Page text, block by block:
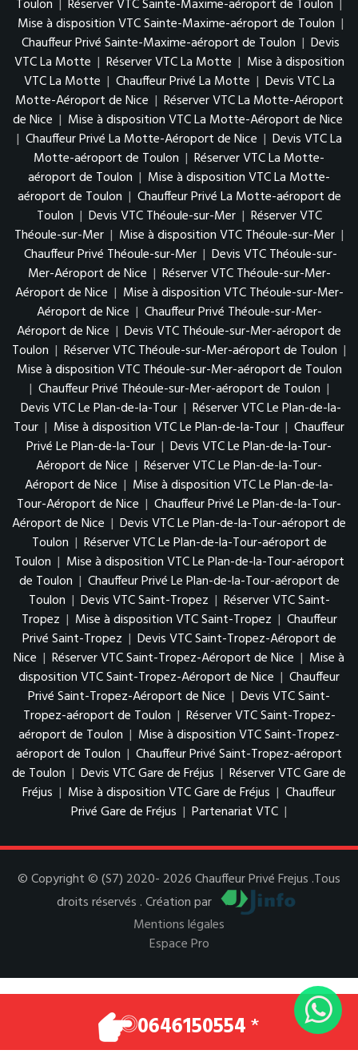
Toulon | Réserver VTC Sainte-Maxime-aéroport de Toulon |
Mise à disposition VTC Sainte-Maxime-aéroport de Toulon |
Chauffeur Privé Sainte-Maxime-aéroport de Toulon | Devis
VTC La Motte | Réserver VTC La Motte | Mise à disposition
VTC La Motte | Chauffeur Privé La Motte | Devis VTC La
Motte-Aéroport de Nice | Réserver VTC La Motte-Aéroport
de Nice | Mise à disposition VTC La Motte-Aéroport de Nice
| Chauffeur Privé La Motte-Aéroport de Nice | Devis VTC La
Motte-aéroport de Toulon | Réserver VTC La Motte-
aéroport de Toulon | Mise à disposition VTC La Motte-
aéroport de Toulon | Chauffeur Privé La Motte-aéroport de
Toulon | Devis VTC Théoule-sur-Mer | Réserver VTC
Théoule-sur-Mer | Mise à disposition VTC Théoule-sur-Mer |
Chauffeur Privé Théoule-sur-Mer | Devis VTC Théoule-sur-
Mer-Aéroport de Nice | Réserver VTC Théoule-sur-Mer-
Aéroport de Nice | Mise à disposition VTC Théoule-sur-Mer-
Aéroport de Nice | Chauffeur Privé Théoule-sur-Mer-
Aéroport de Nice | Devis VTC Théoule-sur-Mer-aéroport de
Toulon | Réserver VTC Théoule-sur-Mer-aéroport de Toulon |
Mise à disposition VTC Théoule-sur-Mer-aéroport de Toulon
| Chauffeur Privé Théoule-sur-Mer-aéroport de Toulon |
Devis VTC Le Plan-de-la-Tour | Réserver VTC Le Plan-de-la-
Tour | Mise à disposition VTC Le Plan-de-la-Tour | Chauffeur
Privé Le Plan-de-la-Tour | Devis VTC Le Plan-de-la-Tour-
Aéroport de Nice | Réserver VTC Le Plan-de-la-Tour-
Aéroport de Nice | Mise à disposition VTC Le Plan-de-la-
Tour-Aéroport de Nice | Chauffeur Privé Le Plan-de-la-Tour-
Aéroport de Nice | Devis VTC Le Plan-de-la-Tour-aéroport de
Toulon | Réserver VTC Le Plan-de-la-Tour-aéroport de
Toulon | Mise à disposition VTC Le Plan-de-la-Tour-aéroport
de Toulon | Chauffeur Privé Le Plan-de-la-Tour-aéroport de
Toulon | Devis VTC Saint-Tropez | Réserver VTC Saint-
Tropez | Mise à disposition VTC Saint-Tropez | Chauffeur
Privé Saint-Tropez | Devis VTC Saint-Tropez-Aéroport de
Nice | Réserver VTC Saint-Tropez-Aéroport de Nice | Mise à
disposition VTC Saint-Tropez-Aéroport de Nice | Chauffeur
Privé Saint-Tropez-Aéroport de Nice | Devis VTC Saint-
Tropez-aéroport de Toulon | Réserver VTC Saint-Tropez-
aéroport de Toulon | Mise à disposition VTC Saint-Tropez-
aéroport de Toulon | Chauffeur Privé Saint-Tropez-aéroport
de Toulon | Devis VTC Gare de Fréjus | Réserver VTC Gare de
Fréjus | Mise à disposition VTC Gare de Fréjus | Chauffeur
Privé Gare de Fréjus | Partenariat VTC |
© Copyright © (S7) 2020- 2026 Chauffeur Privé Frejus .Tous
droits réservés . Création par
Mentions légales
Espace Pro
0646150554*